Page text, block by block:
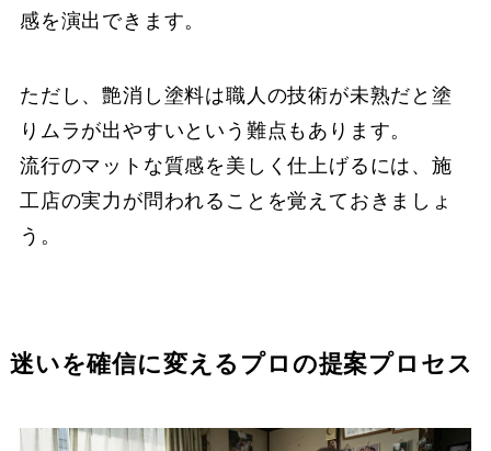
感を演出できます。
ただし、艶消し塗料は職人の技術が未熟だと塗
りムラが出やすいという難点もあります。
流行のマットな質感を美しく仕上げるには、施
工店の実力が問われることを覚えておきましょ
う。
迷いを確信に変えるプロの提案プロセス